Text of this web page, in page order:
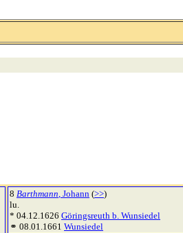
8 Barthmann, Johann (>>)
lu.
* 04.12.1626 Göringsreuth b. Wunsiedel
⚭ 08.01.1661 Wunsiedel